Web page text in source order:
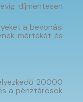
díjmentesen
a bevonási
mértékét és
20000
a pénztárosok